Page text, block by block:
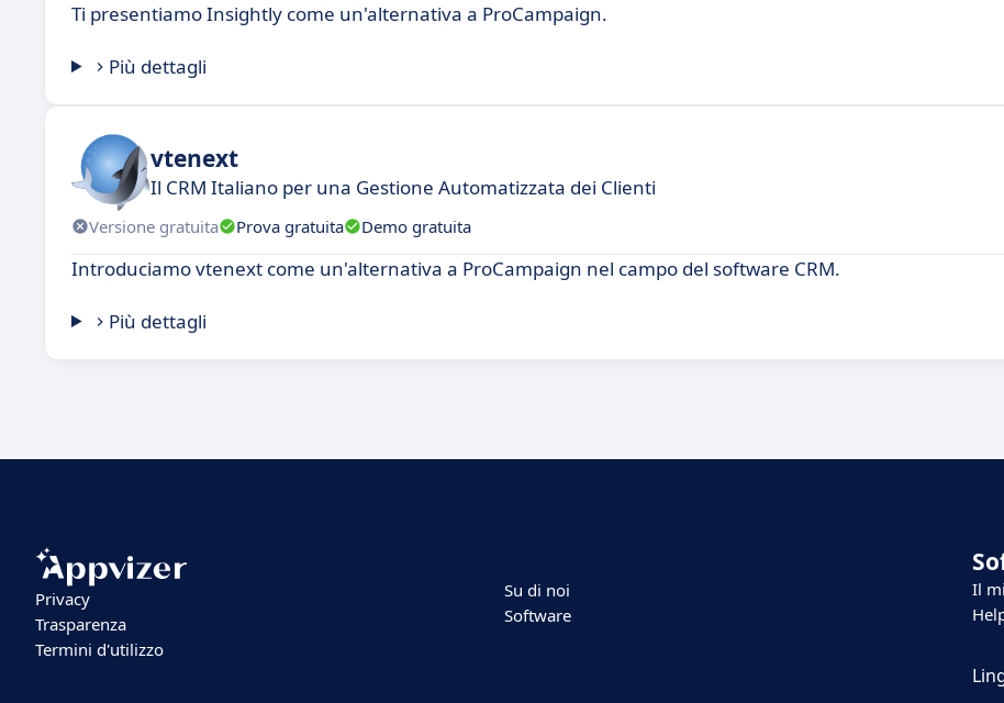
Ti presentiamo Insightly come un'alternativa a ProCampaign.
Più dettagli
vtenext
Il CRM Italiano per una Gestione Automatizzata dei Clienti
Versione gratuita Prova gratuita Demo gratuita
Introduciamo vtenext come un'alternativa a ProCampaign nel campo del software CRM.
Più dettagli
Privacy
Trasparenza
Termini d'utilizzo
Su di noi
Software
Il